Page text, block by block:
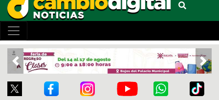
Previous